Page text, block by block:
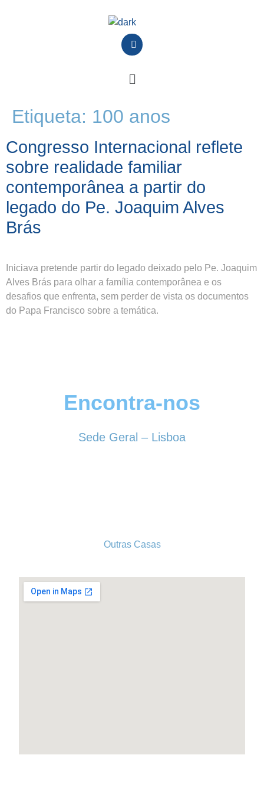
Etiqueta: 100 anos
Congresso Internacional reflete
sobre realidade familiar
contemporânea a partir do
legado do Pe. Joaquim Alves
Brás
Iniciava pretende partir do legado deixado pelo Pe. Joaquim
Alves Brás para olhar a família contemporânea e os
desafios que enfrenta, sem perder de vista os documentos
do Papa Francisco sobre a temática.
Encontra-nos
Sede Geral – Lisboa
Outras Casas